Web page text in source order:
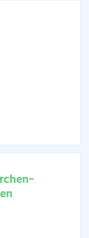
Diakonie &
Diakonie &